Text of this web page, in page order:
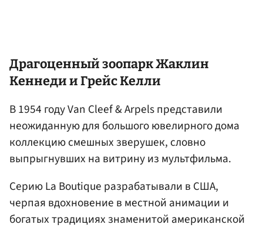
Драгоценный зоопарк Жаклин
Кеннеди и Грейс Келли
В 1954 году Van Cleef & Arpels представили
неожиданную для большого ювелирного дома
коллекцию смешных зверушек, словно
выпрыгнувших на витрину из мультфильма.
Серию La Boutique разрабатывали в США,
черпая вдохновение в местной анимации и
богатых традициях знаменитой американской